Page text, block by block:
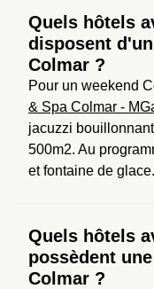
Quels hôtels
disposent
Colmar ?
Pour un weekend
& Spa Colmar -
jacuzzi
500m2. Au
et fontaine de glace.
Quels hôtels
possèdent
Colmar ?